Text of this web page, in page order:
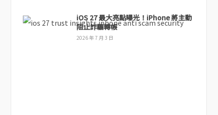
iOS 27 最大亮點曝光！iPhone 將主動
阻止詐騙轉帳
2026 年 7 月 3 日